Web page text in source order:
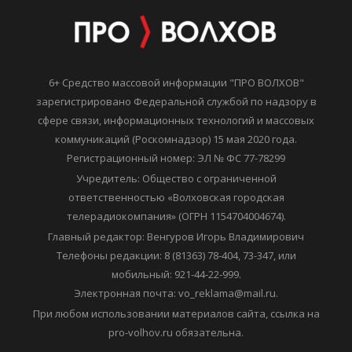
6+ Средство массовой информации "ПРО ВОЛХОВ"
зарегистрировано Федеральной службой по надзору в
сфере связи, информационных технологий и массовых
коммуникаций (Роскомнадзор) 15 мая 2020 года.
Регистрационный номер: ЭЛ № ФС 77-78299
Учредитель: Общество с ограниченной
ответственностью «Волховская городская
телерадиокомпания» (ОГРН 1154704004674).
Главный редактор: Венгуров Игорь Владимирович
Телефоны редакции: 8 (81363) 78-404, 73-347, или
Электронная почта: vo_reklama@mail.ru.